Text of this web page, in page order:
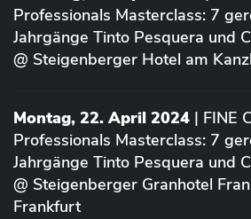
Professionals Masterclass: 7
Jahrgänge Tinto Pesquera und
@ Steigenberger Hotel am
Montag, 22. April 2024 | FINE
Professionals Masterclass: 7
Jahrgänge Tinto Pesquera und
@ Steigenberger Granhotel
Frankfurt